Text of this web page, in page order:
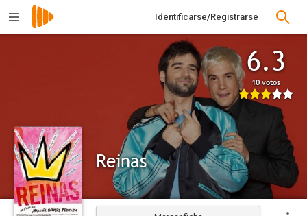
Identificarse/Registrarse
6.3
10 votos
Reinas